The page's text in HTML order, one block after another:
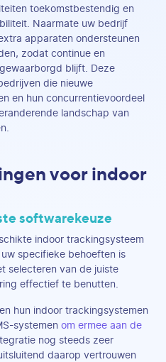
toekomstbestendig en
Naarmate uw bedrijf
apparaten ondersteunen
zodat continue en
blijft. Deze
die nieuwe
en hun concurrentievoordeel
landschap van
voor indoor
softwarekeuze
indoor trackingsysteem
specifieke behoeften is
selecteren van de juiste
effectief te benutten.
hun indoor trackingsystemen
systemen om ermee aan de
nog steeds zeer
daarop vertrouwen